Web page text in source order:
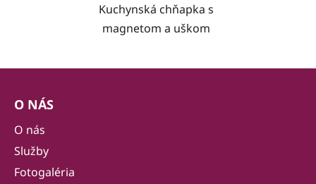
Kuchynská chňapka s
magnetom a uškom
Z
O NÁS
O nás
Služby
Fotogaléria